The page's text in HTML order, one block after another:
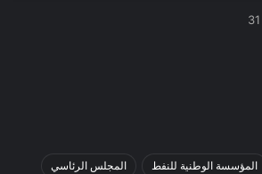
31
المؤسسة الوطنية للنفط المجلس الرئاسي